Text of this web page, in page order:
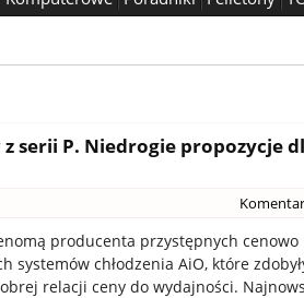
serii P. Niedrogie propozycje
producenta przystępnych cenowo
systemów chłodzenia AiO, które
relacji ceny do wydajności.